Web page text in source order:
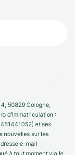
50829 Cologne,
d'Immatriculation :
et ses
nouvelles sur les
e-mail
à tout moment via le